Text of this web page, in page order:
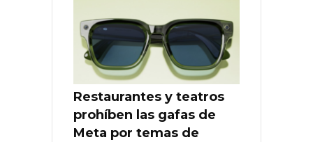
Restaurantes y teatros
prohíben las gafas de
Meta por temas de